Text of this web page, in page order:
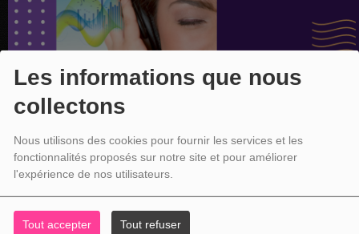
Les informations que nous
collectons
Nous utilisons des cookies pour fournir les services et les
fonctionnalités proposés sur notre site et pour améliorer
l'expérience de nos utilisateurs.
Tout accepter Tout refuser